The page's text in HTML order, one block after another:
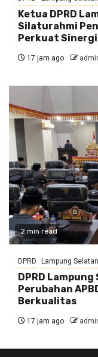
Ketua DPRD
Silaturahmi
Perkuat
17 jam ago
2 min read
DPRD Lampung Selatan
DPRD
Perubahan
Berkualitas
17 jam ago